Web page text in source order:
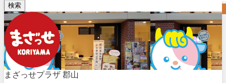
古殿町
検索
まざっせプラザ 郡山